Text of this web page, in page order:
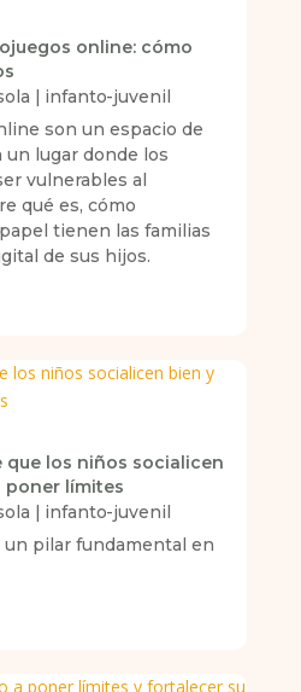
online: cómo
| infanto-juvenil
son un espacio de
lugar donde los
vulnerables al
qué es, cómo
tienen las familias
de sus hijos.
que los niños socialicen
poner límites
| infanto-juvenil
un pilar fundamental en